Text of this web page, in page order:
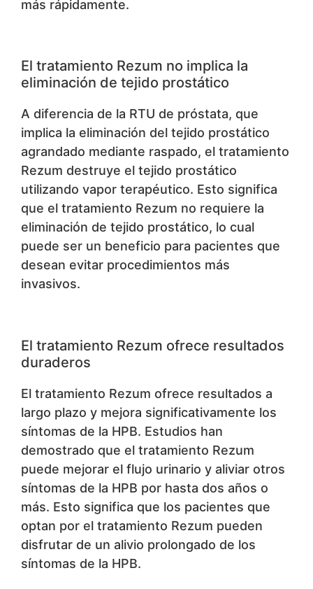
más rápidamente.
El tratamiento Rezum no implica la
eliminación de tejido prostático
A diferencia de la RTU de próstata, que
implica la eliminación del tejido prostático
agrandado mediante raspado, el tratamiento
Rezum destruye el tejido prostático
utilizando vapor terapéutico. Esto significa
que el tratamiento Rezum no requiere la
eliminación de tejido prostático, lo cual
puede ser un beneficio para pacientes que
desean evitar procedimientos más
invasivos.
El tratamiento Rezum ofrece resultados
duraderos
El tratamiento Rezum ofrece resultados a
largo plazo y mejora significativamente los
síntomas de la HPB. Estudios han
demostrado que el tratamiento Rezum
puede mejorar el flujo urinario y aliviar otros
síntomas de la HPB por hasta dos años o
más. Esto significa que los pacientes que
optan por el tratamiento Rezum pueden
disfrutar de un alivio prolongado de los
síntomas de la HPB.